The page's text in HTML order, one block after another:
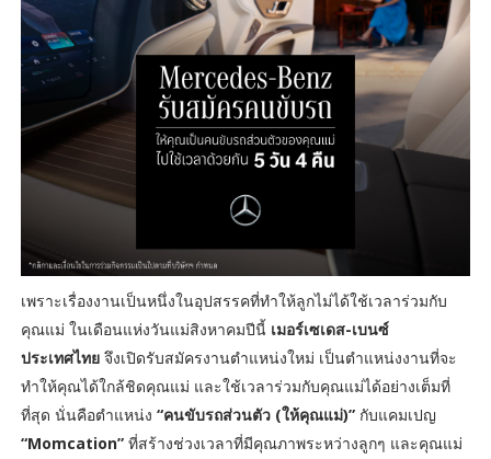
เพราะเรื่องงานเป็นหนึ่งในอุปสรรคที่ทำให้ลูกไม่ได้ใช้เวลาร่วมกับ
คุณแม่ ในเดือนแห่งวันแม่สิงหาคมปีนี้ เมอร์เซเดส-เบนซ์
ประเทศไทยจึงเปิดรับสมัครงานตำแหน่งใหม่ เป็นตำแหน่งงานที่จะ
ทำให้คุณได้ใกล้ชิดคุณแม่ และใช้เวลาร่วมกับคุณแม่ได้อย่างเต็มที่
ที่สุด นั่นคือตำแหน่ง “คนขับรถส่วนตัว (ให้คุณแม่)”กับแคมเปญ
“Momcation” ที่สร้างช่วงเวลาที่มีคุณภาพระหว่างลูกๆ และคุณแม่